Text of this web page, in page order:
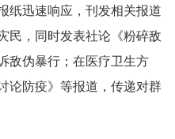
纸迅速响应，刊发相关报道
民，同时发表社论《粉碎敌
敌伪暴行；在医疗卫生方
论防疫》等报道，传递对群